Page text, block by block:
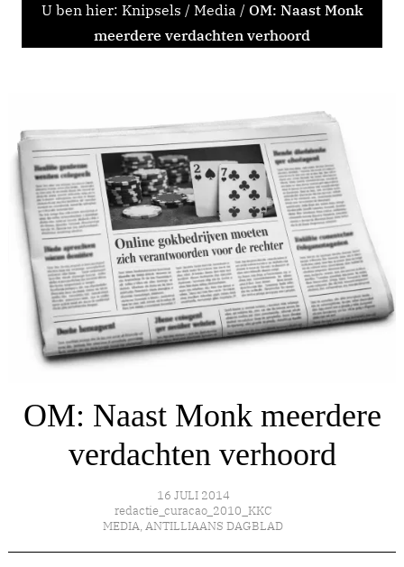
U ben hier: Knipsels / Media / OM: Naast Monk
meerdere verdachten verhoord
OM: Naast Monk meerdere
verdachten verhoord
16 JULI 2014
redactie_curacao_2010_KKC
MEDIA, ANTILLIAANS DAGBLAD